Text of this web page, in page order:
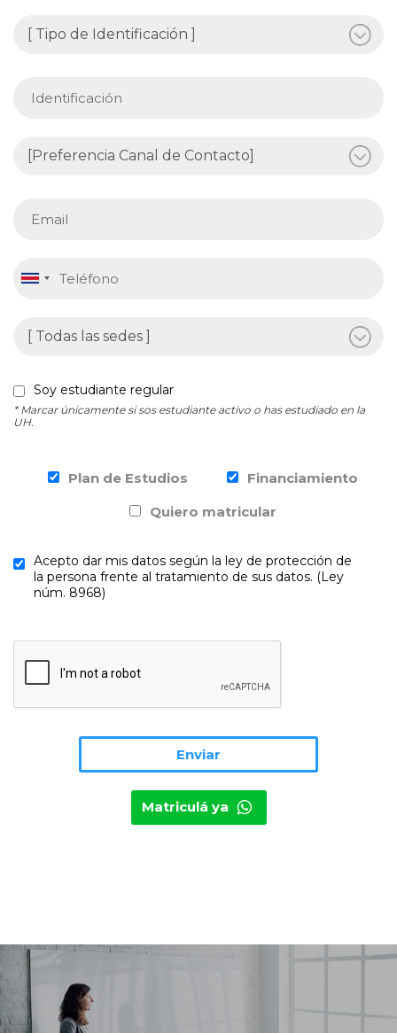
Soy estudiante regular
* Marcar únicamente si sos estudiante activo o has estudiado en la
UH.
Plan de Estudios
Financiamiento
Quiero matricular
Acepto dar mis datos según la ley de protección de
la persona frente al tratamiento de sus datos. (Ley
núm. 8968)
Matriculá ya